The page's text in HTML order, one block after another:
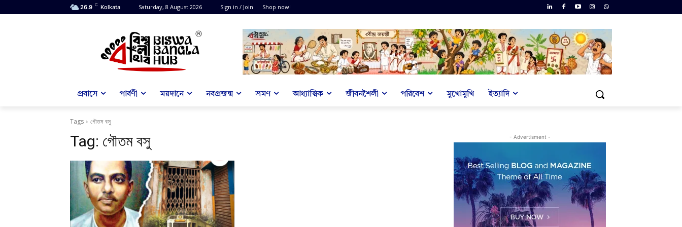
26.9 C Kolkata Saturday, 8 August 2026 Sign in / Join Shop now!
প্রবাসে পার্বণী ময়দানে নবপ্রজন্ম ভ্রমণ আধ্যাত্মিক জীবনশৈলী পরিবেশ মুখোমুখি ইত্যাদি
Tags গৌতম বসু
Tag: গৌতম বসু - Advertisment -